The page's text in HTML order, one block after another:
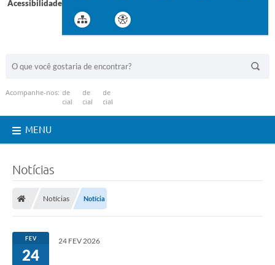
Acessibilidade
Acompanhe-nos:
MENU
Notícias
Notícias Notícia
FEV
24
24 FEV 2026